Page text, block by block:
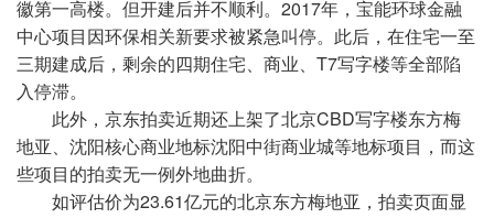
徽第一高楼。但开建后并不顺利。2017年，宝能环球金融
中心项目因环保相关新要求被紧急叫停。此后，在住宅一至
三期建成后，剩余的四期住宅、商业、T7写字楼等全部陷
入停滞。
此外，京东拍卖近期还上架了北京CBD写字楼东方梅
地亚、沈阳核心商业地标沈阳中街商业城等地标项目，而这
些项目的拍卖无一例外地曲折。
如评估价为23.61亿元的北京东方梅地亚，拍卖页面显